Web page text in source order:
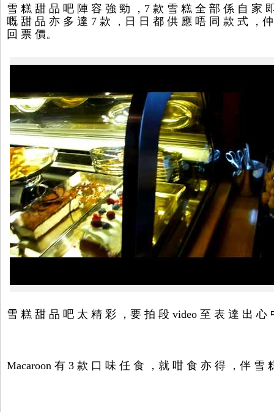
雪 糕 甜 品 吧 陣 容 強 勁 ，7 款 雪 糕 全 部 係 自 家
嘅 甜 品 亦 多 達 7 款 ，日 日 都 供 應 唔 同 款 式 ，
回 票 價。
雪 糕 甜 品 吧 太 精 彩 ，要 拍 段 video 至 表 達 出 心
Macaroon 有 3 款 口 味 任 食 ，就 咁 食 亦 得 ，伴 雪